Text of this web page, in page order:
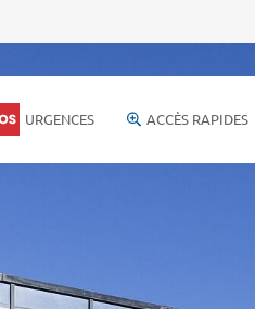
URGENCES ACCÈS RAPIDES